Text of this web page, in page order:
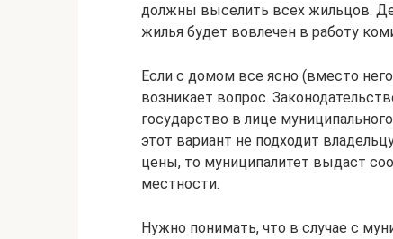
должны выселить всех жильцов.
жилья будет вовлечен в работу
Если с домом все ясно (вместо
возникает вопрос.
государство в лице
этот вариант не подходит
цены, то муниципалитет выдаст
местности.
Нужно понимать, что в случае с